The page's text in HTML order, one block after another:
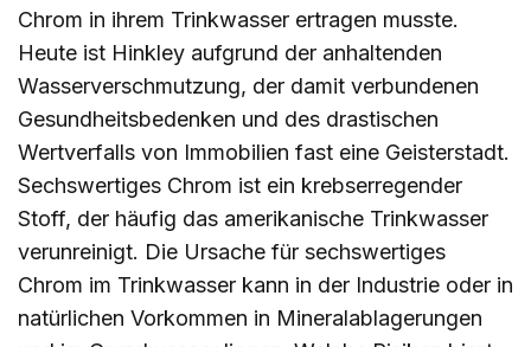
Chrom in ihrem Trinkwasser ertragen musste.
Heute ist Hinkley aufgrund der anhaltenden
Wasserverschmutzung, der damit verbundenen
Gesundheitsbedenken und des drastischen
Wertverfalls von Immobilien fast eine Geisterstadt.
Sechswertiges Chrom ist ein krebserregender
Stoff, der häufig das amerikanische Trinkwasser
verunreinigt. Die Ursache für sechswertiges
Chrom im Trinkwasser kann in der Industrie oder in
natürlichen Vorkommen in Mineralablagerungen